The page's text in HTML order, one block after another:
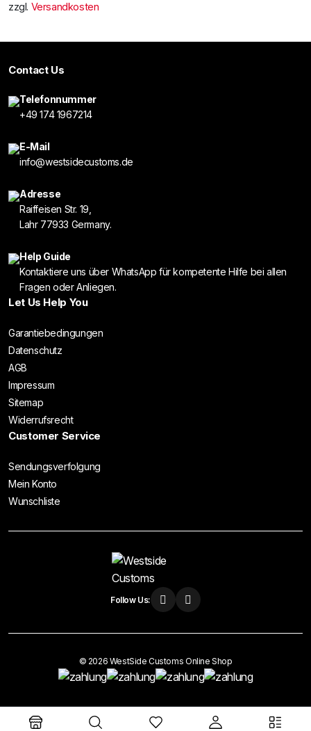
zzgl. Versandkosten
Contact Us
Telefonnummer
+49 174 1967214
E-Mail
info@westsidecustoms.de
Adresse
Raiffeisen Str. 19,
Lahr 77933 Germany.
Help Guide
Kontaktiere uns über WhatsApp für kompetente Hilfe bei allen
Fragen oder Anliegen.
Let Us Help You
Garantiebedingungen
Datenschutz
AGB
Impressum
Sitemap
Widerrufsrecht
Customer Service
Sendungsverfolgung
Mein Konto
Wunschliste
Follow Us:
© 2026 WestSide Customs Online Shop
Vertrag widerrufen